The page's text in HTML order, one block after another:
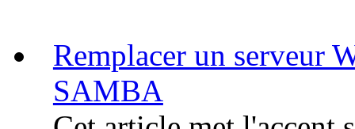
Remplacer un serveur
SAMBA